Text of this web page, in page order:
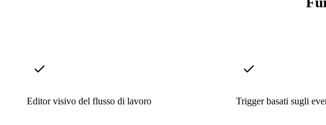
Editor visivo del flusso di lavoro Trigger basati sugli